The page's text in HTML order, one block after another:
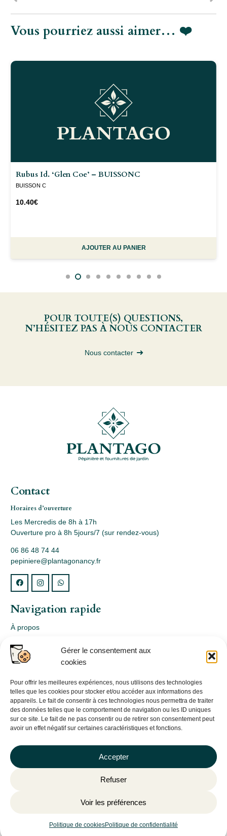
Gérer le consentement aux
cookies
Pour offrir les meilleures expériences, nous utilisons des technologies
telles que les cookies pour stocker et/ou accéder aux informations des
appareils. Le fait de consentir à ces technologies nous permettra de traiter
des données telles que le comportement de navigation ou les ID uniques
sur ce site. Le fait de ne pas consentir ou de retirer son consentement peut
avoir un effet négatif sur certaines caractéristiques et fonctions.
Accepter
Refuser
Voir les préférences
Politique de cookiesPolitique de confidentialité
Vous pourriez aussi aimer… ❤️
Rubus Id. ‘Glen Coe’ – BUISSONC
BUISSON C
10.40€
AJOUTER AU PANIER
POUR TOUTE(S) QUESTIONS,
N’HÉSITEZ PAS À NOUS CONTACTER
Nous contacter
Contact
Horaires d’ouverture
Les Mercredis de 8h à 17h
Ouverture pro à 8h 5jours/7 (sur rendez-vous)
06 86 48 74 44
pepiniere@plantagonancy.fr
Navigation rapide
À propos
Webshop
Nos produits
Conception
Consultation
Contact
Informations légales
Politique de confidentialité
Politique de cookies (UE)
site pas